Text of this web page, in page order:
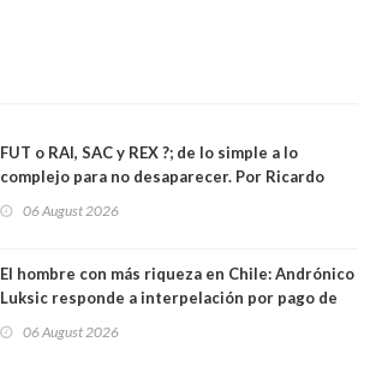
FUT o RAI, SAC y REX ?; de lo simple a lo
complejo para no desaparecer. Por Ricardo
06 August 2026
El hombre con más riqueza en Chile: Andrónico
Luksic responde a interpelación por pago de
día que me muera”
06 August 2026